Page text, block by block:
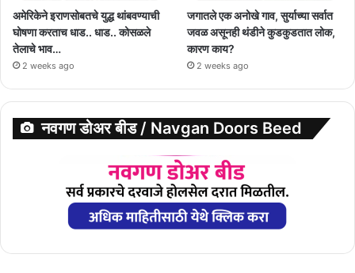
अमेरिकेने इराणसोबतचे युद्ध थांबवण्याची
घोषणा करताच धाड.. धाड.. कोसळले
तेलाचे भाव…
2 weeks ago
जगातले एक अनोखे गाव, सुर्याच्या सर्वात
जवळ असूनही थंडीने कुडकुडतात लोक,
कारण काय?
2 weeks ago
नवगण डोअर बीड / Navgan Doors Beed